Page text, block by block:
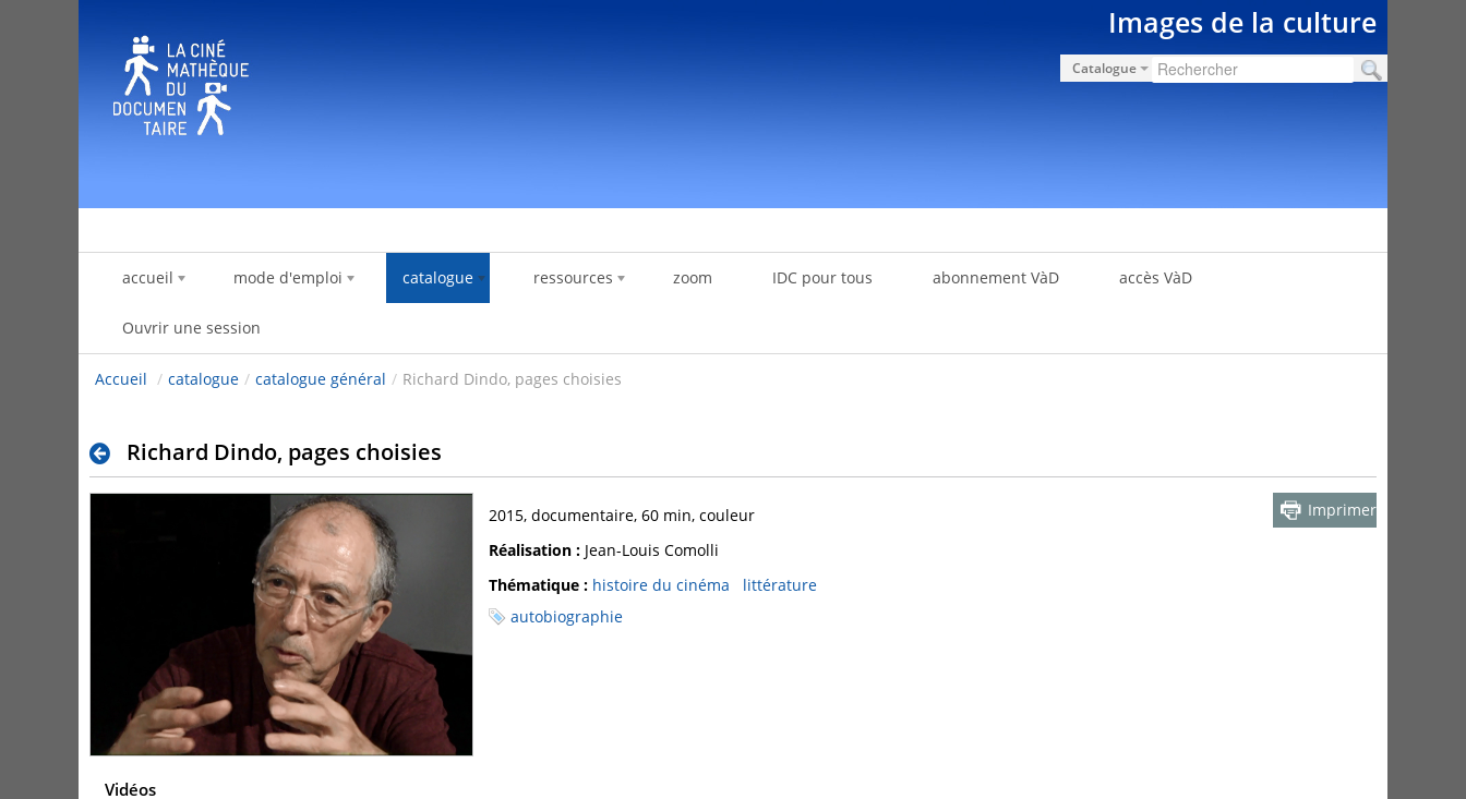
Images de la culture
Catalogue
accueil mode d'emploi catalogue ressources zoom IDC pour tous abonnement VàD accès VàD
Ouvrir une session
Accueil / catalogue / catalogue général / Richard Dindo, pages choisies
Richard Dindo, pages choisies
Imprimer
2015, documentaire, 60 min, couleur
Réalisation : Jean-Louis Comolli
Thématique : histoire du cinéma
littérature
autobiographie
Vidéos